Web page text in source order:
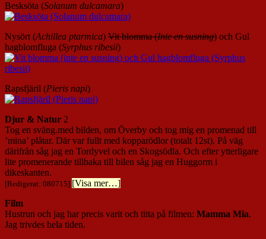
Besksöta (Solanum dulcamara)
Nysört (Achillea ptarmica) Vit blomma (Inte en susning) och Gul
hagblomfluga (Syrphus ribesii)
Rapsfjäril (Pieris napi)
Djur & Natur 2
Tog en sväng.med bilden, om Överby och tog mig en promenad till
’mina’ plåtar. Där var fullt med kopparödlor (totalt 12st). På väg
därifrån såg jag en Tordyvel och en Skogsödla. Och efter ytterligare
lite promenerande tillbaka till bilen såg jag en Huggorm i
dikeskanten.
[Redigerat: 080715] [Visa mer…]
Film
Hustrun och jag har precis varit och titta på filmen: Mamma Mia.
Jag trivdes hela tiden.